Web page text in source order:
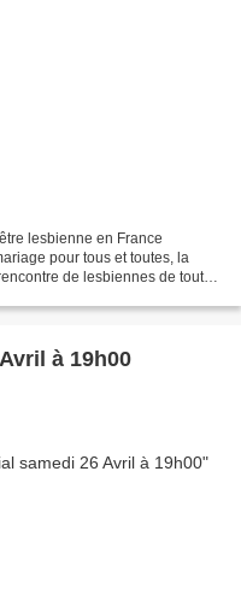
lesbienne en France
pour tous et toutes, la
de lesbiennes de tout
à 19h00